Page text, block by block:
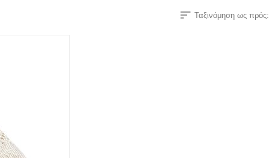
Ταξινόμηση ως πρός: